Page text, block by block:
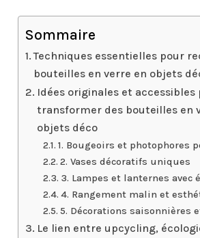
Sommaire
Techniques essentielles pour
bouteilles en verre en objets
Idées originales et accessibles
transformer des bouteilles en
objets déco
1. Bougeoirs et photophores
2. Vases décoratifs uniques
3. Lampes et lanternes avec
4. Rangement malin et
5. Décorations saisonnières
Le lien entre upcycling,